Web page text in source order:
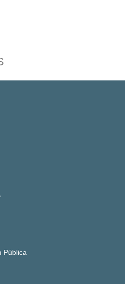
Pública